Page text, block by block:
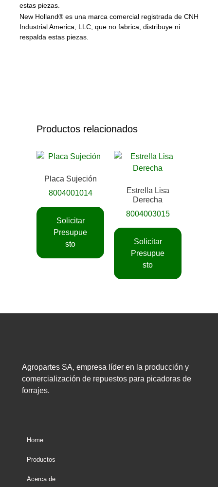
estas piezas.
New Holland® es una marca comercial registrada de CNH
Industrial America, LLC, que no fabrica, distribuye ni
respalda estas piezas.
Productos relacionados
Placa Sujeción
8004001014
Solicitar
Presupue
sto
Estrella Lisa
Derecha
8004003015
Solicitar
Presupue
sto
Agropartes SA, empresa líder en la producción y
comercialización de repuestos para picadoras de
forrajes.
Home
Productos
Acerca de